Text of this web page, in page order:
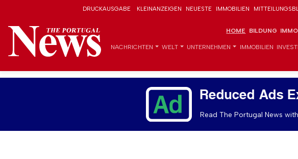
DRUCKAUSGABE KLEINANZEIGEN NEUESTE IMMOBILIEN
HOME BILDUNG
NACHRICHTEN WELT UNTERNEHMEN IMMOBILIEN
Reduced Ads
Read The Portugal News